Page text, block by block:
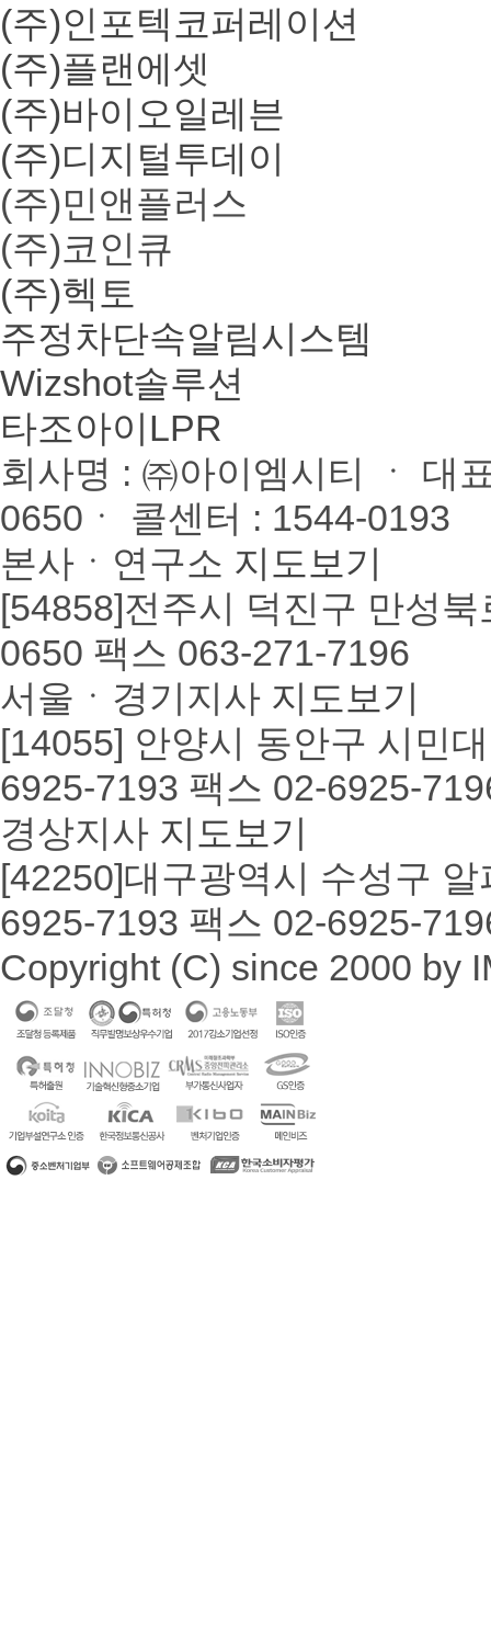
(주)인포텍코퍼레이션
(주)플랜에셋
(주)바이오일레븐
(주)디지털투데이
(주)민앤플러스
(주)코인큐
(주)헥토
주정차단속알림시스템
Wizshot솔루션
타조아이LPR
회사명 : ㈜아이엠시티 ㆍ 대
0650ㆍ 콜센터 : 1544-0193
본사ㆍ연구소 지도보기
[54858]전주시 덕진구 만성
0650 팩스 063-271-7196
서울ㆍ경기지사 지도보기
[14055] 안양시 동안구 시민
6925-7193 팩스 02-6925-
경상지사 지도보기
[42250]대구광역시 수성구
6925-7193 팩스 02-6925-
Copyright (C) since 2000 by